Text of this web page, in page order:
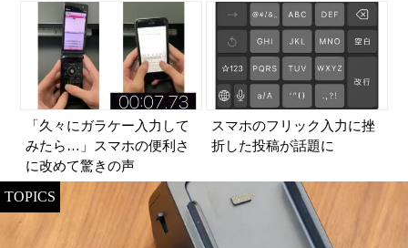
「久々にガラケー入力して
みたら…」スマホの便利さ
に改めて驚きの声
スマホのフリック入力に挫
折した投稿が話題に
TOPICS